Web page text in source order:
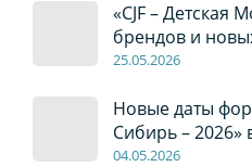
«CJF – Детская
брендов и
25.05.2026
Новые даты
Сибирь – 2026»
04.05.2026